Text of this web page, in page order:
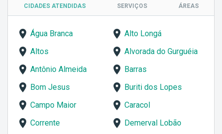
CIDADES ATENDIDAS SERVIÇOS ÁREAS
Água Branca
Alto Longá
Altos
Alvorada do Gurguéia
Antônio Almeida
Barras
Bom Jesus
Buriti dos Lopes
Campo Maior
Caracol
Corrente
Demerval Lobão